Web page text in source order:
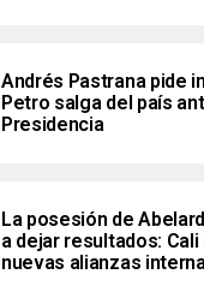
Andrés Pastrana pide
Petro salga del país
Presidencia
La posesión de
a dejar resultados:
nuevas alianzas